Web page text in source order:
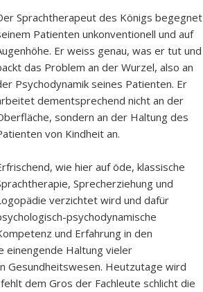
Sprachtherapeut des Königs begegnet
Patienten unkonventionell und auf
Er weiss genau, was er tut und
das Problem an der Wurzel, also an
Psychodynamik seines Patienten. Er
dementsprechend nicht an der
sondern an der Haltung des
von Kindheit an.
wie hier auf öde, klassische
Sprecherziehung und
verzichtet wird und dafür
psychodynamische
und Erfahrung in den
einengende Haltung vieler
Gesundheitswesen. Heutzutage wird
dem Gros der Fachleute schlicht die